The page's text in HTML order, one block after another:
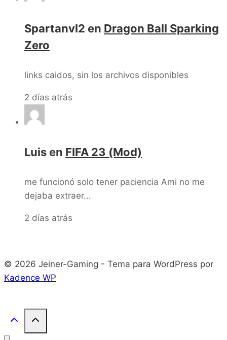
Spartanvl2 en Dragon Ball Sparking
Zero
links caidos, sin los archivos disponibles
2 días atrás
Luis en FIFA 23 (Mod)
me funcionó solo tener paciencia Ami no me
dejaba extraer...
2 días atrás
© 2026 Jeiner-Gaming - Tema para WordPress por
Kadence WP